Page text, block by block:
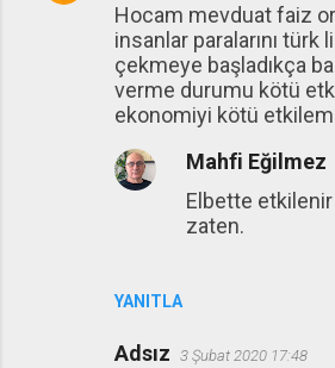
Hocam mevduat faiz
insanlar paralarını türk
çekmeye başladıkça
verme durumu kötü
ekonomiyi kötü
YANITLA
Mahfi Eğilmez
Elbette
zaten.
Adsız 3 Şubat 2020 17:48